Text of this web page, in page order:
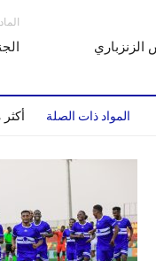
الزنزباري
المواد ذات الصلة